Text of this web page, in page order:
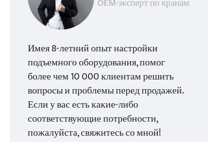
OEM-эксперт по кранам
Имея 8-летний опыт настройки
подъемного оборудования, помог
более чем 10 000 клиентам решить
вопросы и проблемы перед продажей.
Если у вас есть какие-либо
соответствующие потребности,
пожалуйста, свяжитесь со мной!